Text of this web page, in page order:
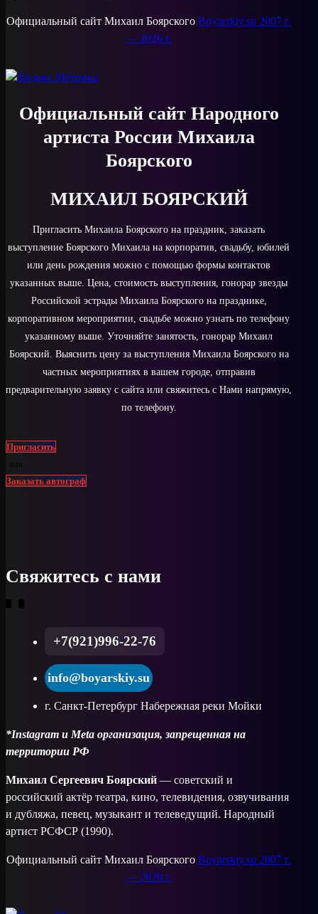
Официальный сайт Михаил БоярскогоBoyarskiy.su 2007 г.
— 2026 г.
Официальный сайт Народного
артиста России Михаила
Боярского
МИХАИЛ БОЯРСКИЙ
Пригласить Михаила Боярского на праздник, заказать
выступление Боярского Михаила на корпоратив, свадьбу, юбилей
или день рождения можно с помощью формы контактов
указанных выше. Цена, стоимость выступления, гонорар звезды
Российской эстрады Михаила Боярского на празднике,
корпоративном мероприятии, свадьбе можно узнать по телефону
указанному выше. Уточняйте занятость, гонорар Михаил
Боярский. Выяснить цену за выступления Михаила Боярского на
частных мероприятиях в вашем городе, отправив
предварительную заявку с сайта или свяжитесь с Нами напрямую,
по телефону.
Пригласить
или
Заказать автограф
Свяжитесь с нами
+7(921)996-22-76
info@boyarskiy.su
г. Санкт-Петербург Набережная реки Мойки
*Instagram и Meta организация, запрещенная на
территории РФ
Михаил Сергеевич Боярский — советский и
российский актёр театра, кино, телевидения, озвучивания
и дубляжа, певец, музыкант и телеведущий. Народный
артист РСФСР (1990).
Официальный сайт Михаил БоярскогоBoyarskiy.su 2007 г.
— 2026 г.